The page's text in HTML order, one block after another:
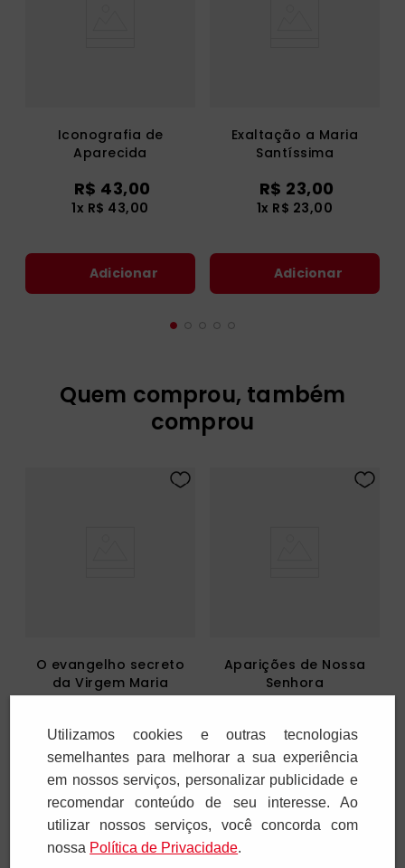
Iconografia de
Aparecida
R$ 43,00
1x R$ 43,00
Adicionar
Exaltação a Maria
Santíssima
R$ 23,00
1x R$ 23,00
Adicionar
Quem comprou, também
comprou
O evangelho secreto
da Virgem Maria
1xR$59 00
Adicionar
Aparições de Nossa
Senhora
1x R$35,00
Adicionar
Utilizamos cookies e outras tecnologias
semelhantes para melhorar a sua experiência
em nossos serviços, personalizar publicidade e
recomendar conteúdo de seu interesse. Ao
utilizar nossos serviços, você concorda com
nossa Polí­tica de Privacidade.